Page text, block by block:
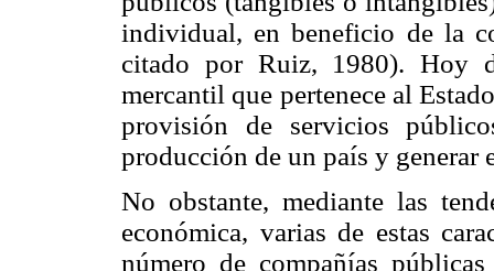
individual, en beneficio de la
citado por Ruiz, 1980). Hoy
mercantil que pertenece al
provisión de servicios
producción de un país y generar
No obstante, mediante las
económica, varias de estas
número de compañías